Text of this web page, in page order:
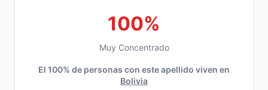
100%
Muy Concentrado
El 100% de personas con este apellido viven en
Bolivia